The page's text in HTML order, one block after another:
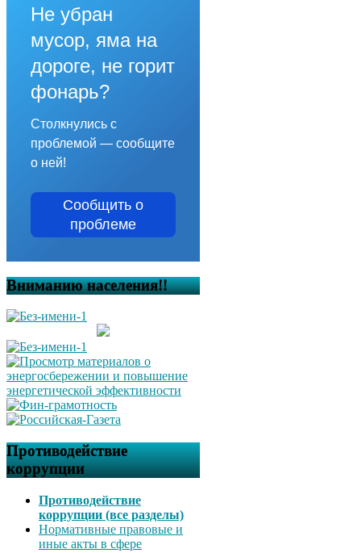
Не убран
мусор, яма на
дороге, не горит
фонарь?
Столкнулись с
проблемой — сообщите
о ней!
Сообщить о
проблеме
Вниманию населения!!
Противодействие
коррупции
Противодействие
коррупции (все разделы)
Нормативные правовые и
иные акты в сфере